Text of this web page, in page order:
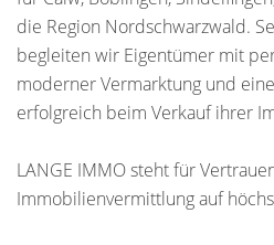
die Region Nordschwarzwald.
begleiten wir Eigentümer mit
moderner Vermarktung und
erfolgreich beim Verkauf ihrer
LANGE IMMO steht für
Immobilienvermittlung auf